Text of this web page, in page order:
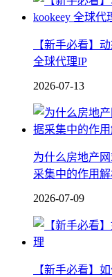
【新手必看】
全球代理IP
2026-07-13
为什么房地产
采集中的作用
2026-07-09
【新手必看】